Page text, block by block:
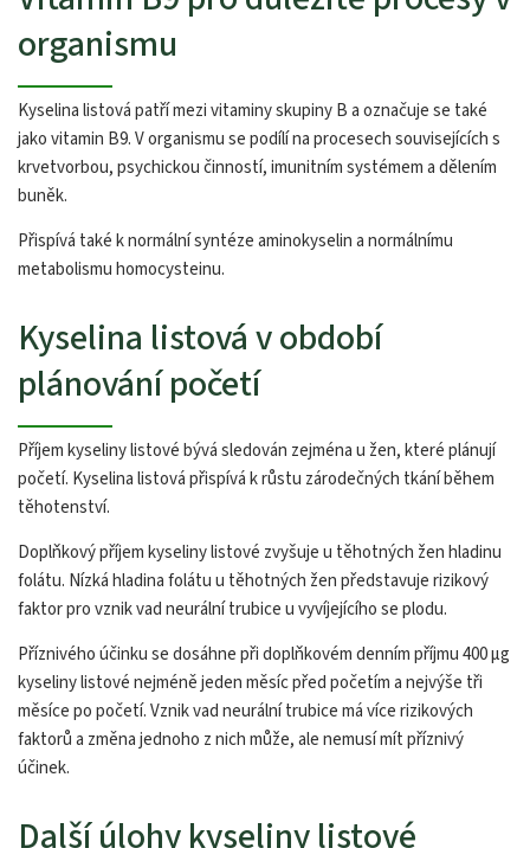
organismu
Kyselina listová patří mezi vitaminy skupiny B a označuje se také
jako vitamin B9. V organismu se podílí na procesech souvisejících s
krvetvorbou, psychickou činností, imunitním systémem a dělením
buněk.
Přispívá také k normální syntéze aminokyselin a normálnímu
metabolismu homocysteinu.
Kyselina listová v období
plánování početí
Příjem kyseliny listové bývá sledován zejména u žen, které plánují
početí. Kyselina listová přispívá k růstu zárodečných tkání během
těhotenství.
Doplňkový příjem kyseliny listové zvyšuje u těhotných žen hladinu
folátu. Nízká hladina folátu u těhotných žen představuje rizikový
faktor pro vznik vad neurální trubice u vyvíjejícího se plodu.
Příznivého účinku se dosáhne při doplňkovém denním příjmu 400 µg
kyseliny listové nejméně jeden měsíc před početím a nejvýše tři
měsíce po početí. Vznik vad neurální trubice má více rizikových
faktorů a změna jednoho z nich může, ale nemusí mít příznivý
účinek.
Další úlohy kyseliny listové